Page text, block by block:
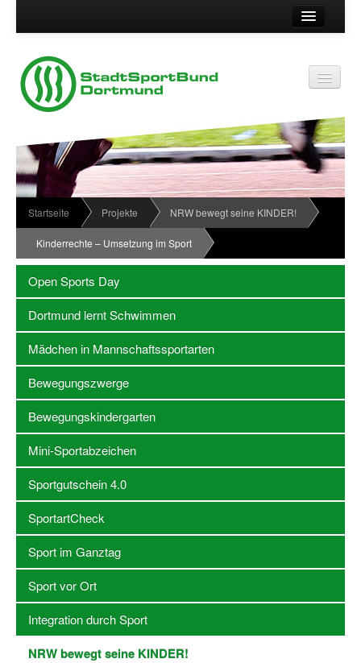
Suche
Vereinsservice
Vereinskennziffer
Passwort
Kontakt
Impressum
Datenschutz
Wir über uns
Organisationsstruktur
News
Termine
Sportabzeichen
Downloadbereich
Newsletter Anmeldung
Stellenangebote SSB Dortmund
Vereine
Vereinssuche
Übungsleiterbörse
Sportanlagen in Dortmund
Olympiabewerbung
Kinderschutz im Sport
Fördermöglichkeiten
Vereinsberatung
Startseite Projekte NRW bewegt seine KINDER!
Kinderrechte – Umsetzung im Sport
Open Sports Day
Dortmund lernt Schwimmen
Mädchen in Mannschaftssportarten
Bewegungszwerge
Bewegungskindergarten
Mini-Sportabzeichen
Sportgutschein 4.0
SportartCheck
Sport im Ganztag
Sport vor Ort
Integration durch Sport
NRW bewegt seine KINDER!